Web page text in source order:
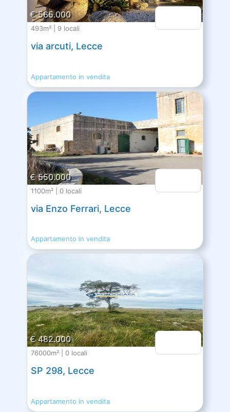
€ 565.000
493m² | 9 locali
via arcuti, Lecce
Appartamento in vendita
€ 550.000
1100m² | 0 locali
via Enzo Ferrari, Lecce
Appartamento in vendita
€ 482.000
76000m² | 0 locali
SP 298, Lecce
Appartamento in vendita